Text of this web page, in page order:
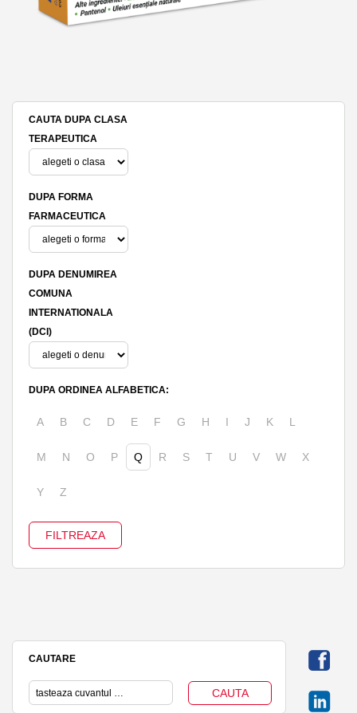
CAUTA DUPA CLASA
TERAPEUTICA
DUPA FORMA
FARMACEUTICA
DUPA DENUMIREA
COMUNA
INTERNATIONALA
(DCI)
DUPA ORDINEA ALFABETICA:
A B C D E F G H I J K L
M N O P Q R S T U V W X
Y Z
CAUTARE